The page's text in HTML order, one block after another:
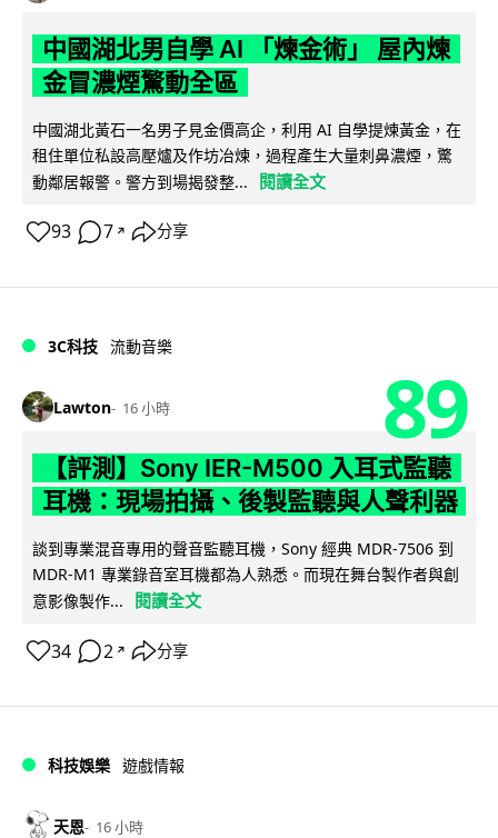
中國湖北男自學 AI 「煉金術」 屋內煉
金冒濃煙驚動全區
中國湖北黃石一名男子見金價高企，利用 AI 自學提煉黃金，在
租住單位私設高壓爐及作坊冶煉，過程產生大量刺鼻濃煙，驚
動鄰居報警。警方到場揭發整...
閱讀全文
93 7 ↗ 分享
3C科技 流動音樂
Lawton 16 小時 89
【評測】Sony IER-M500 入耳式監聽
耳機：現場拍攝、後製監聽與人聲利器
談到專業混音專用的聲音監聽耳機，Sony 經典 MDR-7506 到
MDR-M1 專業錄音室耳機都為人熟悉。而現在舞台製作者與創
意影像製作...
閱讀全文
34 2 ↗ 分享
科技娛樂 遊戲情報
天恩 16 小時